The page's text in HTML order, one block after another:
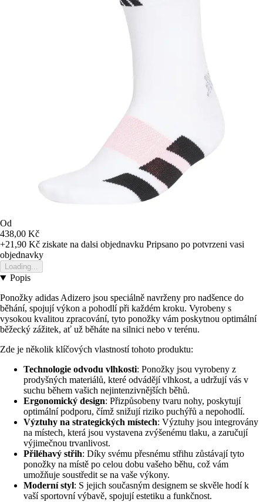
Od
438,00 Kč
+21,90 Kč ziskate na dalsi objednavku Pripsano po potvrzeni vasi
objednavky
Loading...
Popis
Ponožky adidas Adizero jsou speciálně navrženy pro nadšence do
běhání, spojují výkon a pohodlí při každém kroku. Vyrobeny s
vysokou kvalitou zpracování, tyto ponožky vám poskytnou optimální
běžecký zážitek, ať už běháte na silnici nebo v terénu.
Zde je několik klíčových vlastností tohoto produktu:
Technologie odvodu vlhkosti: Ponožky jsou vyrobeny z
prodyšných materiálů, které odvádějí vlhkost, a udržují vás v
suchu během vašich nejintenzivnějších běhů.
Ergonomický design: Přizpůsobeny tvaru nohy, poskytují
optimální podporu, čímž snižují riziko puchýřů a nepohodlí.
Výztuhy na strategických místech: Výztuhy jsou integrovány
na místech, která jsou vystavena zvýšenému tlaku, a zaručují
výjimečnou trvanlivost.
Přiléhavý střih: Díky svému přesnému střihu zůstávají tyto
ponožky na místě po celou dobu vašeho běhu, což vám
umožňuje soustředit se na vaše výkony.
Moderní styl: S jejich současným designem se skvěle hodí k
vaší sportovní výbavě, spojují estetiku a funkčnost.